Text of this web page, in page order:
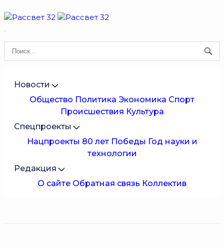
Новости
Общество Политика Экономика Спорт
Происшествия Культура
Спецпроекты
Нацпроекты 80 лет Победы Год науки и
технологии
Редакция
О сайте Обратная связь Коллектив